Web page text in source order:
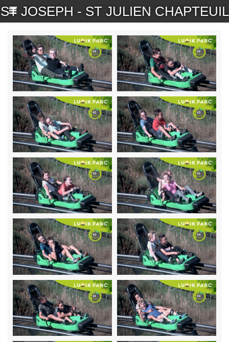
ST JOSEPH - ST JULIEN CHAPTEUIL